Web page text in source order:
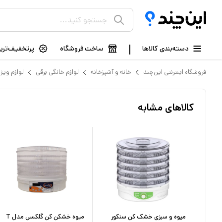
دسته‌بندی کالاها ساخت فروشگاه
فروشگاه اینترنتی این‌چند خانه و آشپزخانه لوازم خانگی برقی لوازم
کالاهای مشابه
میوه و سبزی خشک کن سنکور
میوه خشکن کن گلکسی مدل T